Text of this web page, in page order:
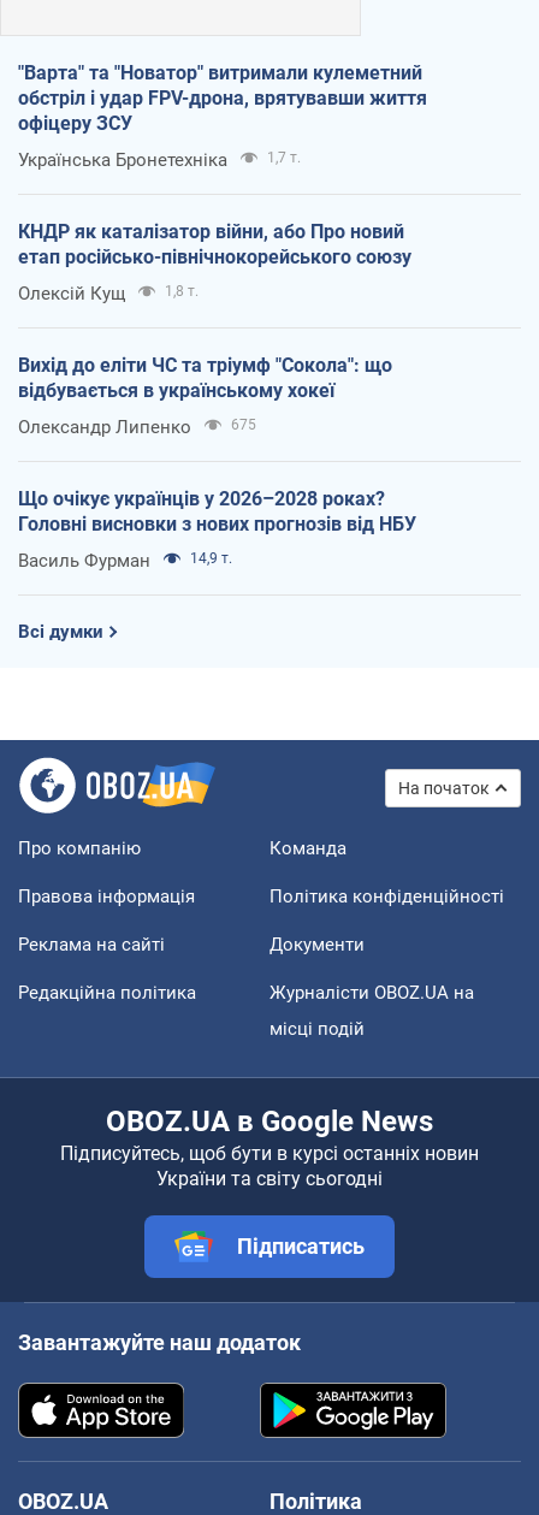
"Варта" та "Новатор" витримали кулеметний
обстріл і удар FPV-дрона, врятувавши життя
офіцеру ЗСУ
Українська Бронетехніка 1,7 т.
КНДР як каталізатор війни, або Про новий
етап російсько-північнокорейського союзу
Олексій Кущ 1,8 т.
Вихід до еліти ЧС та тріумф "Сокола": що
відбувається в українському хокеї
Олександр Липенко 675
Що очікує українців у 2026–2028 роках?
Головні висновки з нових прогнозів від НБУ
Василь Фурман 14,9 т.
Всі думки
На початок
Про компанію Команда
Правова інформація Політика конфіденційності
Реклама на сайті Документи
Редакційна політика
Журналісти OBOZ.UA на
місці подій
OBOZ.UA в Google News
Підписуйтесь, щоб бути в курсі останніх новин
України та світу сьогодні
Підписатись
Завантажуйте наш додаток
OBOZ.UA
Політика